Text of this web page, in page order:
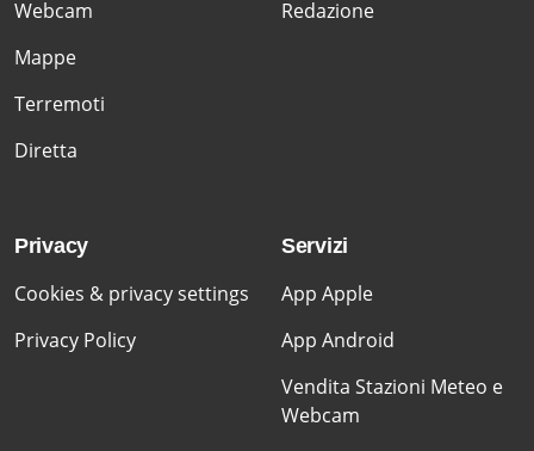
Webcam
Mappe
Terremoti
Diretta
Redazione
Privacy
Cookies & privacy settings
Privacy Policy
Servizi
App Apple
App Android
Vendita Stazioni Meteo e
Webcam